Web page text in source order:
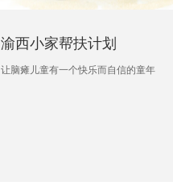
渝西小家帮扶计划
让脑瘫儿童有一个快乐而自信的童年